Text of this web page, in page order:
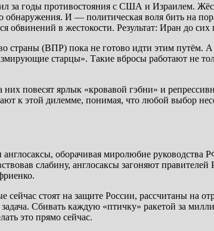
за годы противостояния с США и Израилем.
обнаружения. И — политическая воля бить на
обвинений в жестокости. Результат: Иран до
страны (ВПР) пока не готово идти этим путём.
старцы». Такие вбросы работают
них повесят ярлык «кровавой гэбни» и
к этой дилемме, понимая, что любой выбор
оборачивая миролюбие руководства
слабину, англосаксы загоняют
стоят на защите России, рассчитаны на
Сбивать каждую «птичку» ракетой за
это прямо сейчас.